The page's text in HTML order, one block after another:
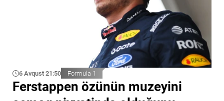
6 Avqust 21:50 Formula 1
Ferstappen özünün muzeyini